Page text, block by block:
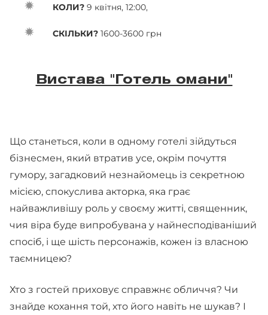
КОЛИ? 9 квітня, 12:00,
СКІЛЬКИ? 1600-3600 грн
Вистава "Готель омани"
Що станеться, коли в одному готелі зійдуться
бізнесмен, який втратив усе, окрім почуття
гумору, загадковий незнайомець із секретною
місією, спокуслива акторка, яка грає
найважливішу роль у своєму житті, священник,
чия віра буде випробувана у найнесподіваніший
спосіб, і ще шість персонажів, кожен із власною
таємницею?
Хто з гостей приховує справжнє обличчя? Чи
знайде кохання той, хто його навіть не шукав? І